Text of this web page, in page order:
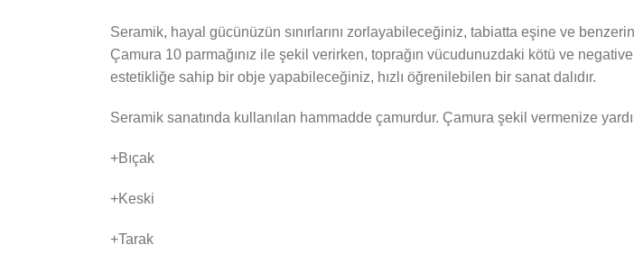
Seramik, hayal gücünüzün sınırlarını zorlayabileceğiniz, tabiatta eşine ve
Çamura 10 parmağınız ile şekil verirken, toprağın vücudunuzdaki kötü ve
estetikliğe sahip bir obje yapabileceğiniz, hızlı öğrenilebilen bir sanat dalıdır.
Seramik sanatında kullanılan hammadde çamurdur. Çamura şekil vermenize
+Bıçak
+Keski
+Tarak